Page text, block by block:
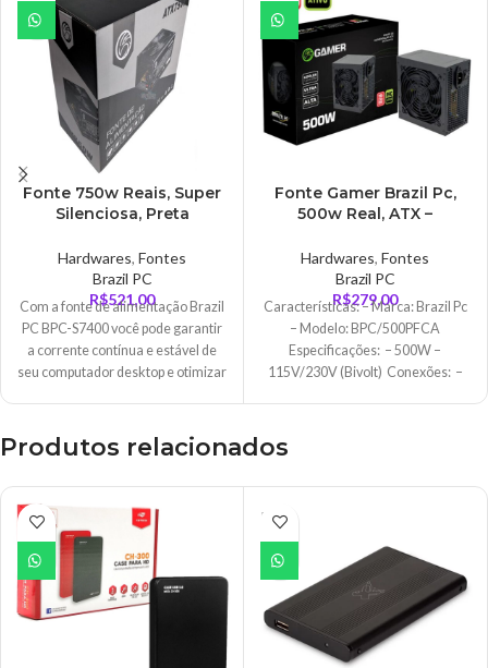
Fonte 750w Reais, Super
Silenciosa, Preta
Hardwares, Fontes
Brazil PC
R$521,00
Com a fonte de alimentação Brazil
PC BPC-S7400 você pode garantir
a corrente contínua e estável de
seu computador desktop e otimizar
temperatura Através de seu
sistema de refrigeração, você
de seus componentes e evitar o
superaquecimento. Sem barulho
ou distrações Devido à sua
operação silenciosa, o seu
equipamento operará
minimizando o nível de ruído, para
Fonte Gamer Brazil Pc,
500w Real, ATX –
Hardwares, Fontes
Brazil PC
R$279,00
Características: – Marca: Brazil Pc
– Modelo: BPC/500PFCA
Especificações: – 500W –
115V/230V (Bivolt) Conexões: –
Produtos relacionados
ESGO
TADO